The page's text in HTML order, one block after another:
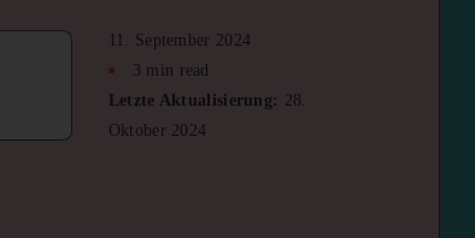
11. September 2024
3 min read
Letzte Aktualisierung: 28.
Oktober 2024